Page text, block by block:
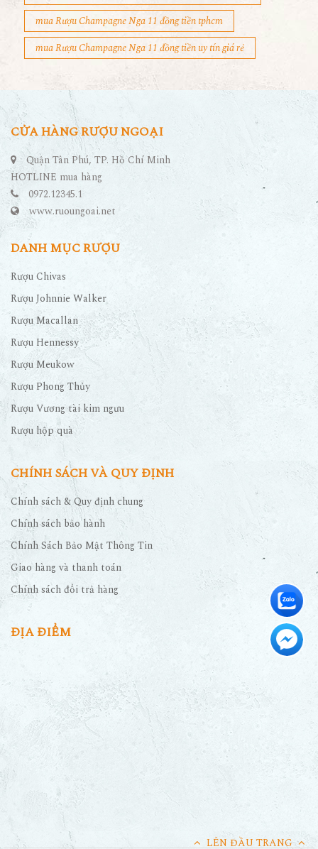
mua Rượu Champagne Nga 11 đồng tiền tphcm
mua Rượu Champagne Nga 11 đồng tiền uy tín giá rẻ
LÊN ĐẦU TRANG
CỬA HÀNG RƯỢU NGOẠI
Quận Tân Phú, TP. Hồ Chí Minh
HOTLINE mua hàng
0972.12345.1
www.ruoungoai.net
DANH MỤC RƯỢU
Rượu Chivas
Rượu Johnnie Walker
Rượu Macallan
Rượu Hennessy
Rượu Meukow
Rượu Phong Thủy
Rượu Vương tài kim ngưu
Rượu hộp quà
CHÍNH SÁCH VÀ QUY ĐỊNH
Chính sách & Quy định chung
Chính sách bảo hành
Chính Sách Bảo Mật Thông Tin
Giao hàng và thanh toán
Chính sách đổi trả hàng
ĐỊA ĐIỂM